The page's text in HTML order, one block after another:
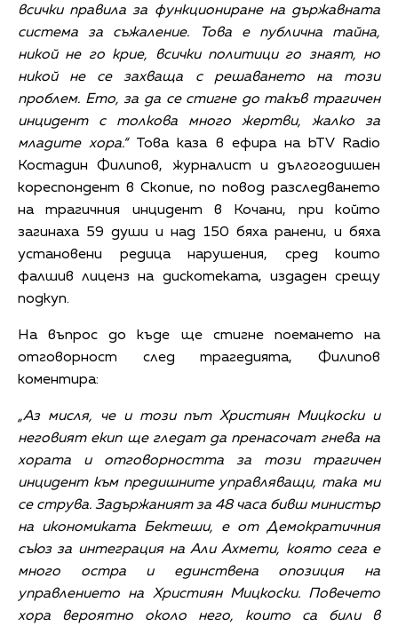
всички правила за функциониране на държавната
система за съжаление. Това е публична тайна,
никой не го крие, всички политици го знаят, но
никой не се захваща с решаването на този
проблем. Ето, за да се стигне до такъв трагичен
инцидент с толкова много жертви, жалко за
младите хора.“Това каза в ефира на bTV Radio
Костадин Филипов, журналист и дългогодишен
кореспондент в Скопие, по повод разследването
на трагичния инцидент в Кочани, при който
загинаха 59 души и над 150 бяха ранени, и бяха
установени редица нарушения, сред които
фалшив лиценз на дискотеката, издаден срещу
подкуп.
На въпрос до къде ще стигне поемането на
отговорност след трагедията, Филипов
коментира:
„Аз мисля, че и този път Християн Мицкоски и
неговият екип ще гледат да пренасочат гнева на
хората и отговорността за този трагичен
инцидент към предишните управляващи, така ми
се струва. Задържаният за 48 часа бивш министър
на икономиката Бектеши, е от Демократичния
съюз за интеграция на Али Ахмети, която сега е
много остра и единствена опозиция на
управлението на Християн Мицкоски. Повечето
хора вероятно около него, които са били в